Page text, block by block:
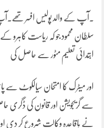
۔آپ کے والد پولیس افسر
سلطان محمود جو کہ ریاست
ابتدائی تعلیم مٹور سے حاصل کی
اور میٹرک کا امتحان سیالکوٹ سے
سے گریجویشن اور قانون کی
نے باقاعدہ وکالت شروع کر دی